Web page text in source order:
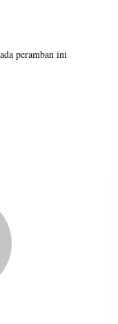
peramban ini